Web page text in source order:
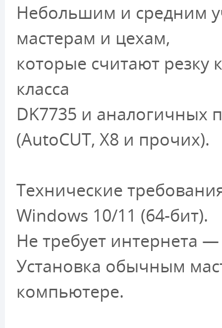
Небольшим и средним
мастерам и цехам,
которые считают
класса
DK7735 и
(AutoCUT, X8 и прочих).
Технические
Windows 10/11 (64-бит).
Не требует интернета
Установка обычным
компьютере.